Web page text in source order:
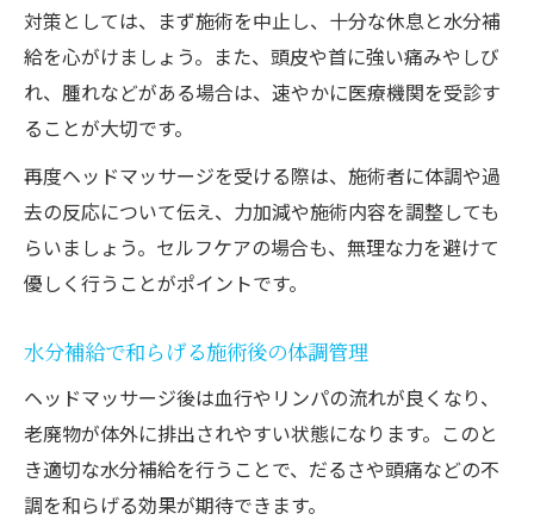
対策としては、まず施術を中止し、十分な休息と水分補
給を心がけましょう。また、頭皮や首に強い痛みやしび
れ、腫れなどがある場合は、速やかに医療機関を受診す
ることが大切です。
再度ヘッドマッサージを受ける際は、施術者に体調や過
去の反応について伝え、力加減や施術内容を調整しても
らいましょう。セルフケアの場合も、無理な力を避けて
優しく行うことがポイントです。
水分補給で和らげる施術後の体調管理
ヘッドマッサージ後は血行やリンパの流れが良くなり、
老廃物が体外に排出されやすい状態になります。このと
き適切な水分補給を行うことで、だるさや頭痛などの不
調を和らげる効果が期待できます。